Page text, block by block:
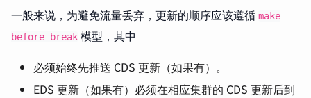
一般来说，为避免流量丢弃，更新的顺序应该遵循 make
before break 模型，其中
必须始终先推送 CDS 更新（如果有）。
EDS 更新（如果有）必须在相应集群的 CDS 更新后到